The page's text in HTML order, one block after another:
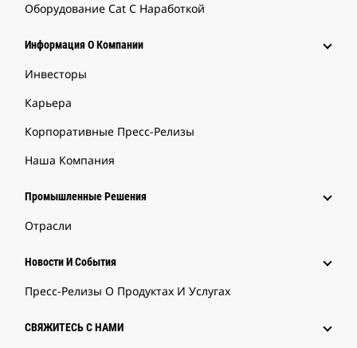
Оборудование Cat С Наработкой
Информация О Компании
Инвесторы
Карьера
Корпоративные Пресс-Релизы
Наша Компания
Промышленные Решения
Отрасли
Новости И События
Пресс-Релизы О Продуктах И Услугах
СВЯЖИТЕСЬ С НАМИ